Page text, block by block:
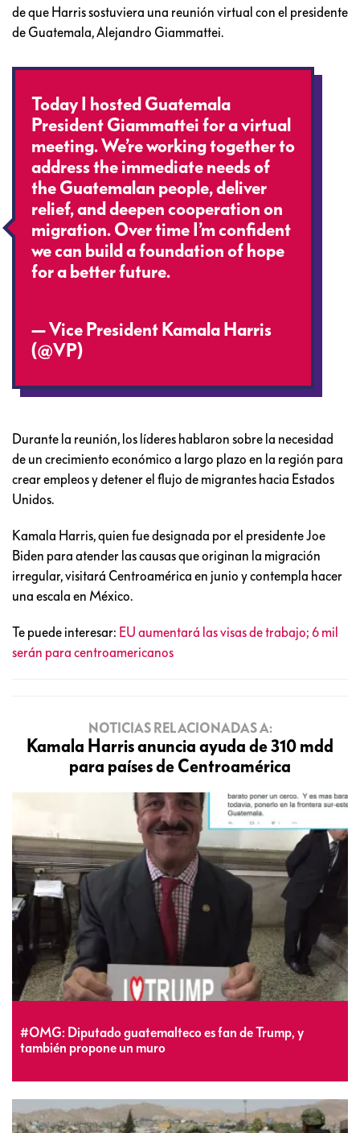
de que Harris sostuviera una reunión virtual con el presidente
de Guatemala, Alejandro Giammattei.
Today I hosted Guatemala
President Giammattei for a virtual
meeting. We’re working together to
address the immediate needs of
the Guatemalan people, deliver
relief, and deepen cooperation on
migration. Over time I’m confident
we can build a foundation of hope
for a better future.
— Vice President Kamala Harris
(@VP)
Durante la reunión, los líderes hablaron sobre la necesidad
de un crecimiento económico a largo plazo en la región para
crear empleos y detener el flujo de migrantes hacia Estados
Unidos.
Kamala Harris, quien fue designada por el presidente Joe
Biden para atender las causas que originan la migración
irregular, visitará Centroamérica en junio y contempla hacer
una escala en México.
Te puede interesar: EU aumentará las visas de trabajo; 6 mil
serán para centroamericanos
NOTICIAS RELACIONADAS A:
Kamala Harris anuncia ayuda de 310 mdd
para países de Centroamérica
#OMG: Diputado guatemalteco es fan de Trump, y
también propone un muro